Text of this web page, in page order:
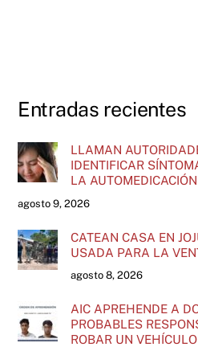
Entradas recientes
LLAMAN
IDENTIFICAR
LA AUTOMEDICACIÓN
agosto 9, 2026
CATEAN CASA EN
USADA PARA LA
agosto 8, 2026
AIC APREHENDE A
PROBABLES
ROBAR UN